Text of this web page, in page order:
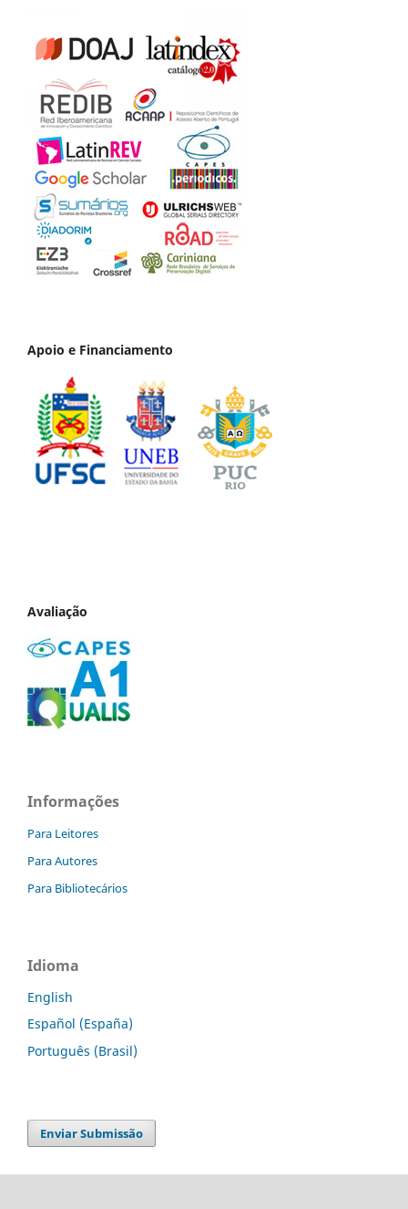
Apoio e Financiamento
Avaliação
Informações
Para Leitores
Para Autores
Para Bibliotecários
Idioma
English
Español (España)
Português (Brasil)
Enviar Submissão